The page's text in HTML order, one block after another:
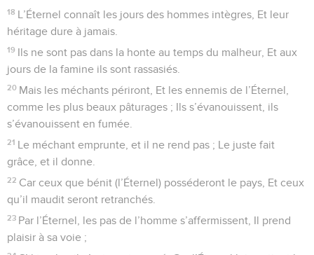
18 L’Éternel connaît les jours des hommes intègres, Et leur
héritage dure à jamais.
19 Ils ne sont pas dans la honte au temps du malheur, Et aux
jours de la famine ils sont rassasiés.
20 Mais les méchants périront, Et les ennemis de l’Éternel,
comme les plus beaux pâturages ; Ils s’évanouissent, ils
s’évanouissent en fumée.
21 Le méchant emprunte, et il ne rend pas ; Le juste fait
grâce, et il donne.
22 Car ceux que bénit (l’Éternel) posséderont le pays, Et ceux
qu’il maudit seront retranchés.
23 Par l’Éternel, les pas de l’homme s’affermissent, Il prend
plaisir à sa voie ;